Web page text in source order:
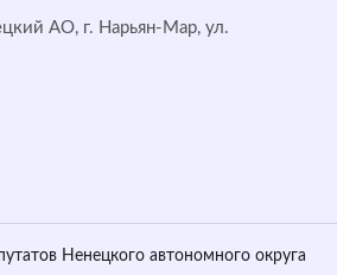
АО, г. Нарьян-Мар, ул.
Ненецкого автономного округа